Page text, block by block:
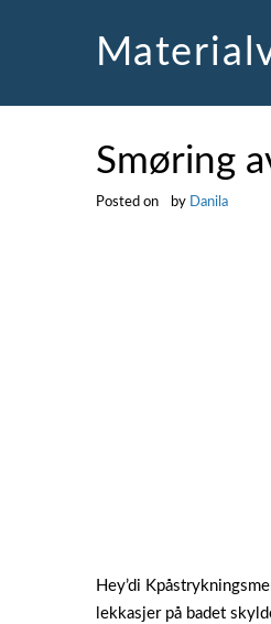
Smøring
Posted on by Danila
Hey’di
lekkasjer på badet